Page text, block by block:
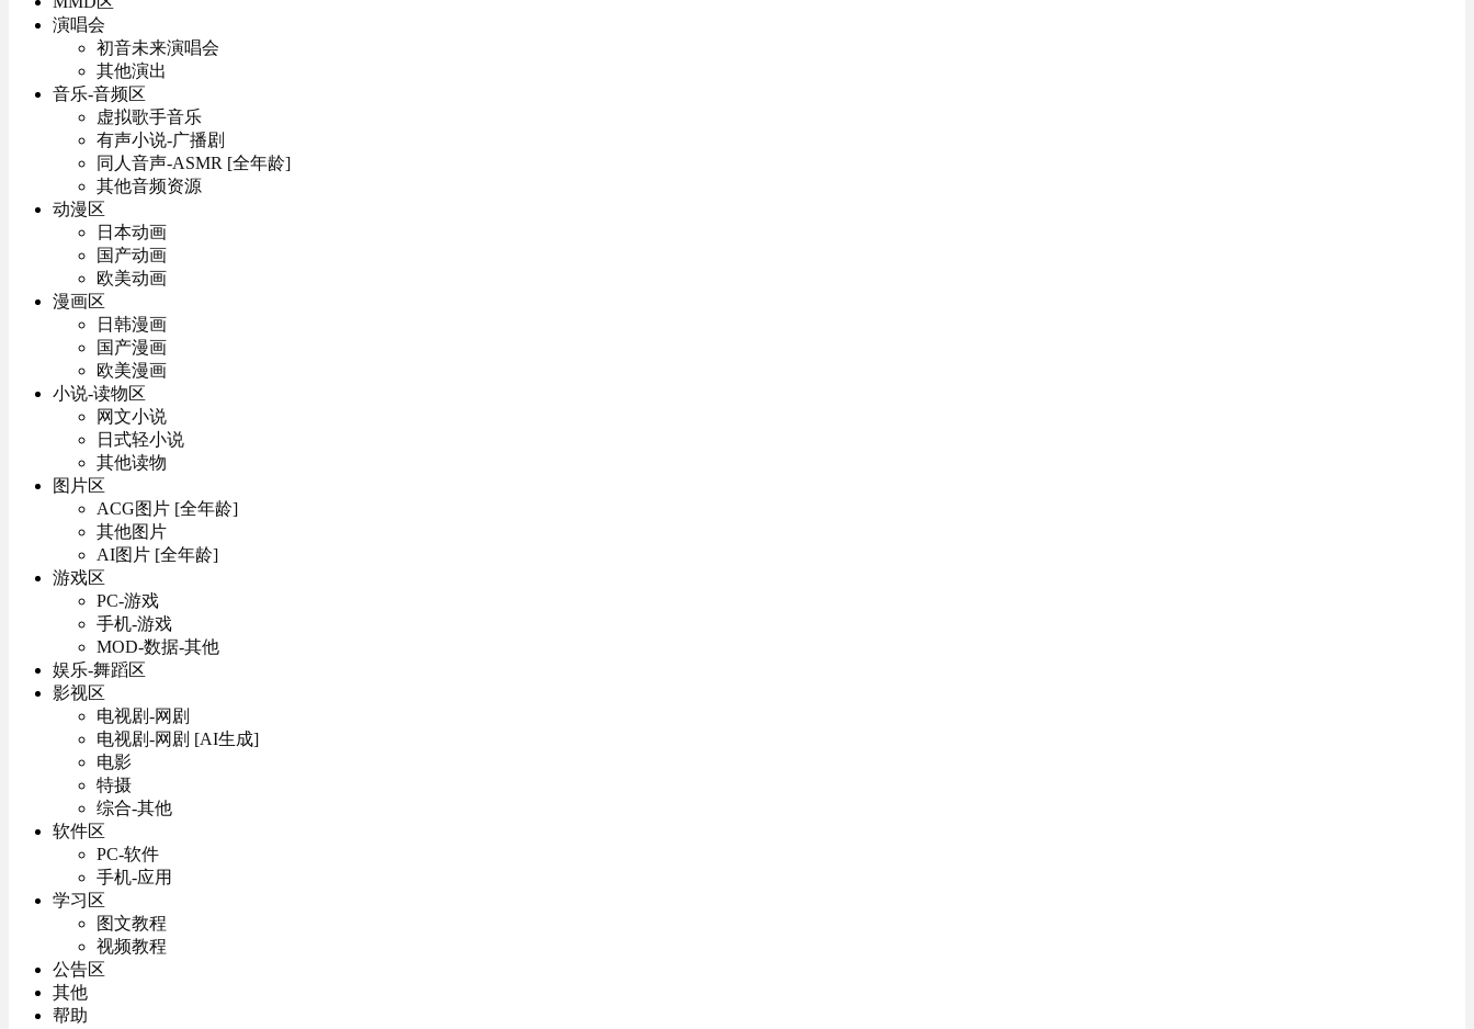
演唱会
初音未来演唱会
其他演出
音乐-音频区
虚拟歌手音乐
有声小说-广播剧
同人音声-ASMR [全年龄]
其他音频资源
动漫区
日本动画
国产动画
欧美动画
漫画区
日韩漫画
国产漫画
欧美漫画
小说-读物区
网文小说
日式轻小说
其他读物
图片区
ACG图片 [全年龄]
其他图片
AI图片 [全年龄]
游戏区
PC-游戏
手机-游戏
MOD-数据-其他
娱乐-舞蹈区
影视区
电视剧-网剧
电视剧-网剧 [AI生成]
电影
特摄
综合-其他
软件区
PC-软件
手机-应用
学习区
图文教程
视频教程
公告区
其他
帮助